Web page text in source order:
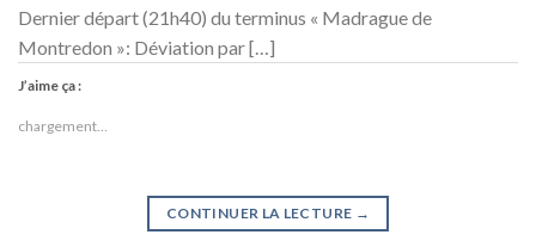
Dernier départ (21h40) du terminus « Madrague de
Montredon »: Déviation par […]
J’aime ça :
chargement…
CONTINUER LA LECTURE →